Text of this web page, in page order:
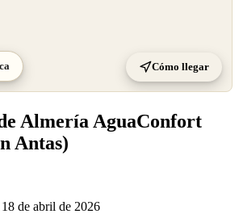
Cómo llegar
Almería AguaConfort
Antas)
18 de abril de 2026